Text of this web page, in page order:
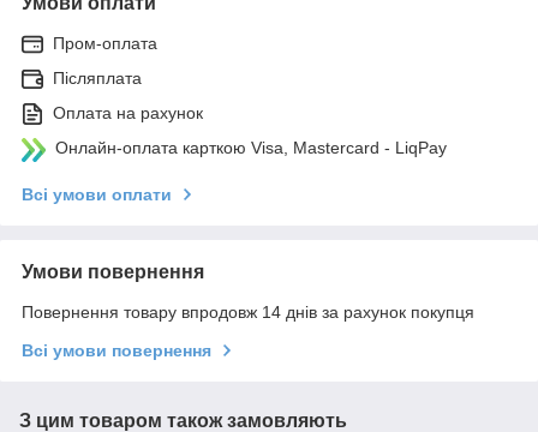
Пром-оплата
Післяплата
Оплата на рахунок
Онлайн-оплата карткою Visa, Mastercard - LiqPay
Всі умови оплати
Умови повернення
Повернення товару впродовж 14 днів за рахунок покупця
Всі умови повернення
З цим товаром також замовляють